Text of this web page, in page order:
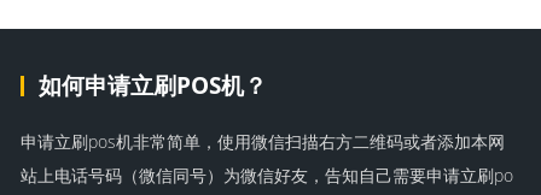
如何申请立刷POS机？
申请立刷pos机非常简单，使用微信扫描右方二维码或者添加本网
站上电话号码（微信同号）为微信好友，告知自己需要申请立刷po